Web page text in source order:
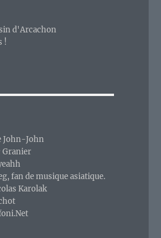
d'Arcachon
!
John-John
Granier
fan de musique asiatique.
Karolak